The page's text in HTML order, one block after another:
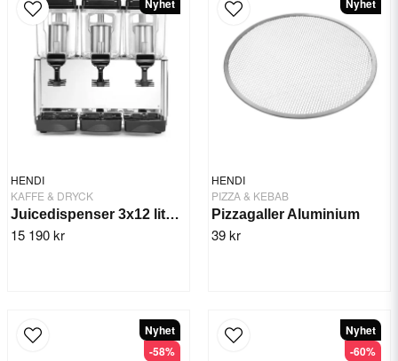
HENDI
KAFFE & DRYCK
Juicedispenser 3x12 liter Arktic
15 190 kr
HENDI
PIZZA & KEBAB
Pizzagaller Aluminium
39 kr
Nyhet
-58%
Nyhet
-60%